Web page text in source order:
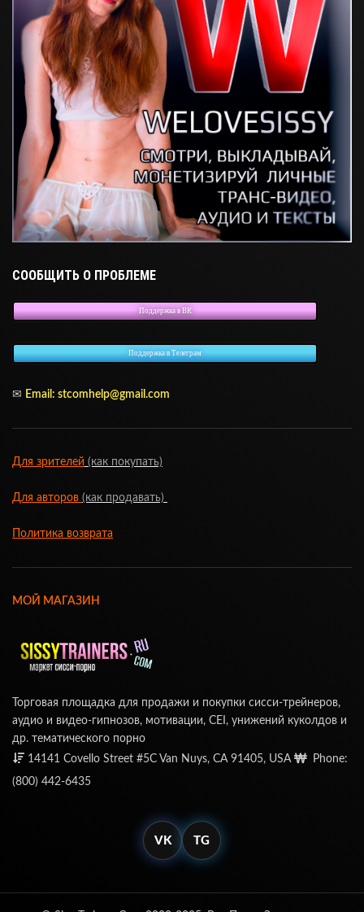
СООБЩИТЬ О ПРОБЛЕМЕ
Поддержка в ВК
Поддержка в Телеграм
✉ Email: stcomhelp@gmail.com
Для зрителей (как покупать)
Для авторов (как продавать)
Политика возврата
МОЙ МАГАЗИН
Торговая площадка для продажи и покупки сисси-трейнеров,
аудио и видео-гипнозов, мотивации, CEI, унижений куколдов и
др. тематического порно
14141 Covello Street #5C Van Nuys, CA 91405, USA
Phone:
(800) 442-6435
VK TG